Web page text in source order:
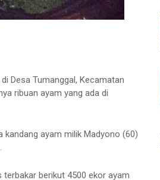
Desa Tumanggal, Kecamatan
ribuan ayam yang ada di
kandang ayam milik Madyono (60)
berikut 4500 ekor ayam